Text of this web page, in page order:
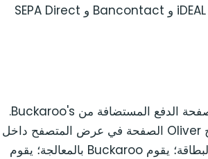
الاشتراكات والشركات ذات الفواتير المتكررة. وهو يدعم iDEAL و Bancontact و SEPA Direct
يفتح المكون الإضافي Buckaroo WooCommerce صفحة الدفع المستضافة من Buckaroo's.
من سجل Oliver، يختار أمين الصندوق Buckaroo؛ يفتح Oliver الصفحة في عرض المتصفح داخل
نقطة البيع؛ يختار العميل iDEAL/Bancontact/SEPA/البطاقة؛ يقوم Buckaroo بالمعالجة؛ يقوم